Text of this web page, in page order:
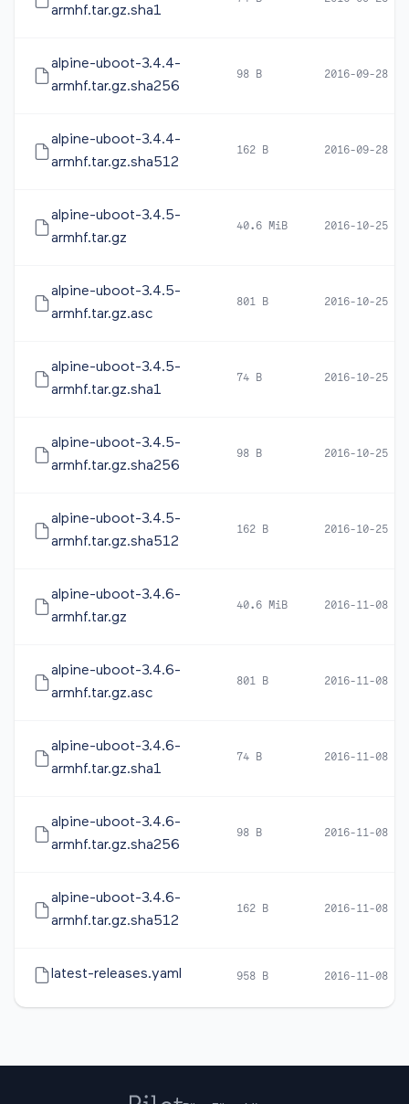
armhf.tar.gz.sha1
alpine-uboot-3.4.4-
armhf.tar.gz.sha256
98 B 2016-09-28
alpine-uboot-3.4.4-
armhf.tar.gz.sha512
162 B 2016-09-28
alpine-uboot-3.4.5-
armhf.tar.gz
40.6 MiB 2016-10-25
alpine-uboot-3.4.5-
armhf.tar.gz.asc
801 B 2016-10-25
alpine-uboot-3.4.5-
armhf.tar.gz.sha1
74 B 2016-10-25
alpine-uboot-3.4.5-
armhf.tar.gz.sha256
98 B 2016-10-25
alpine-uboot-3.4.5-
armhf.tar.gz.sha512
162 B 2016-10-25
alpine-uboot-3.4.6-
armhf.tar.gz
40.6 MiB 2016-11-08
alpine-uboot-3.4.6-
armhf.tar.gz.asc
801 B 2016-11-08
alpine-uboot-3.4.6-
armhf.tar.gz.sha1
74 B 2016-11-08
alpine-uboot-3.4.6-
armhf.tar.gz.sha256
98 B 2016-11-08
alpine-uboot-3.4.6-
armhf.tar.gz.sha512
162 B 2016-11-08
latest-releases.yaml 958 B 2016-11-08